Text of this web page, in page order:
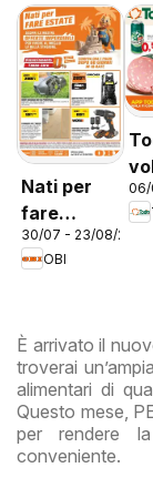
Nati per
fare
estate
30/07 - 23/08/2026
OBI
06/
È arrivato il
troverai
alimentari di
Questo mese,
per rendere
conveniente.